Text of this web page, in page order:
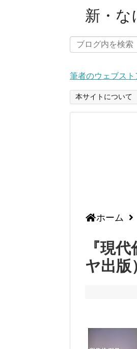
新・な
筆者のウェブスト
本サイトについて
ホーム
『現
ヤ出版